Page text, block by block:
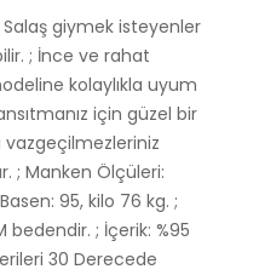
Salaş giymek isteyenler
; İnce ve rahat
kolaylıkla uyum
için güzel bir
vazgeçilmezleriniz
; Manken Ölçüleri:
95, kilo 76 kg. ;
; İçerik: %95
30 Derecede